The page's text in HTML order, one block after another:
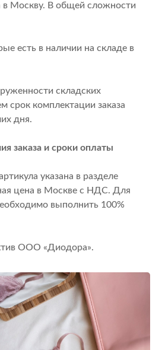
в Москву. В общей сложности
есть в наличии на складе в
складских
срок комплектации заказа
дня.
заказа и сроки оплаты
указана в разделе
цена в Москве с НДС. Для
выполнить 100%
ООО «Диодора».